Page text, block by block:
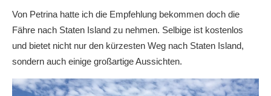
Von Petrina hatte ich die Empfehlung bekommen doch die
Fähre nach Staten Island zu nehmen. Selbige ist kostenlos
und bietet nicht nur den kürzesten Weg nach Staten Island,
sondern auch einige großartige Aussichten.